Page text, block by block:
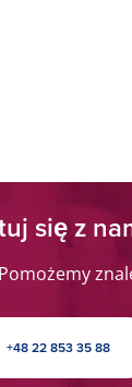
się z
Pomożemy
+48 22 853 35 88